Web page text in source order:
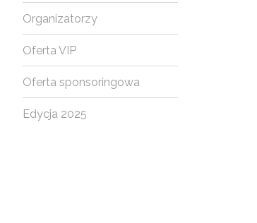
Organizatorzy
Oferta VIP
Oferta sponsoringowa
Edycja 2025